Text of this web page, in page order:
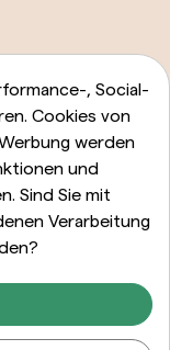
, Social-
Cookies von
werden
und
Sind Sie mit
Verarbeitung